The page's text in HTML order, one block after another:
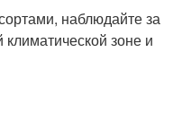
наблюдайте за
зоне и